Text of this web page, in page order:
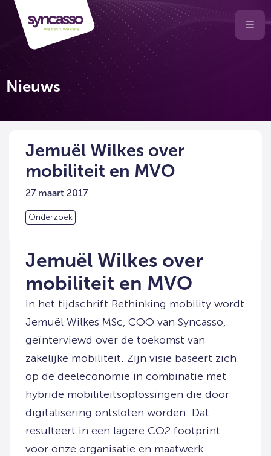
Selecteer
Nieuws
Jemuël Wilkes over
mobiliteit en MVO
27 maart 2017
Onderzoek
Jemuël Wilkes over
mobiliteit en MVO
In het tijdschrift Rethinking mobility wordt
Jemuël Wilkes MSc, COO van Syncasso,
geïnterviewd over de toekomst van
zakelijke mobiliteit. Zijn visie baseert zich
op de deeleconomie in combinatie met
hybride mobiliteitsoplossingen die door
digitalisering ontsloten worden. Dat
resulteert in een lagere CO2 footprint
voor onze organisatie en maatwerk